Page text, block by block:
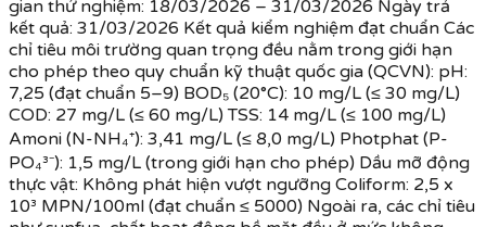
gian thử nghiệm: 18/03/2026 – 31/03/2026 Ngày trả
kết quả: 31/03/2026 Kết quả kiểm nghiệm đạt chuẩn Các
chỉ tiêu môi trường quan trọng đều nằm trong giới hạn
cho phép theo quy chuẩn kỹ thuật quốc gia (QCVN): pH:
7,25 (đạt chuẩn 5–9) BOD₅ (20°C): 10 mg/L (≤ 30 mg/L)
COD: 27 mg/L (≤ 60 mg/L) TSS: 14 mg/L (≤ 100 mg/L)
Amoni (N-NH₄⁺): 3,41 mg/L (≤ 8,0 mg/L) Photphat (P-
PO₄³⁻): 1,5 mg/L (trong giới hạn cho phép) Dầu mỡ động
thực vật: Không phát hiện vượt ngưỡng Coliform: 2,5 x
10³ MPN/100ml (đạt chuẩn ≤ 5000) Ngoài ra, các chỉ tiêu